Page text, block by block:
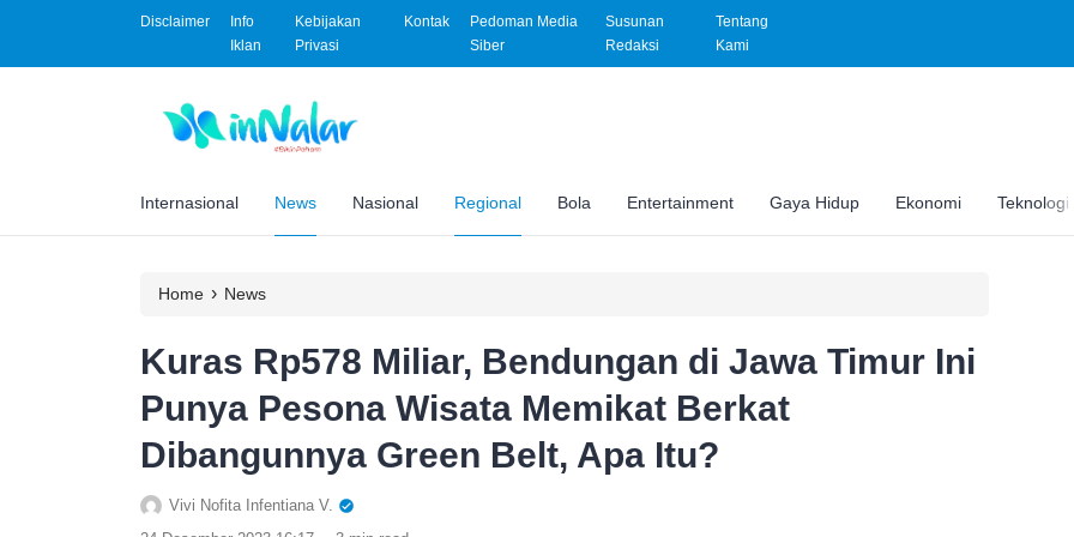
Disclaimer
Info
Iklan
Kebijakan
Privasi
Kontak
Pedoman Media
Siber
Susunan
Redaksi
Tentang
Kami
Internasional News Nasional Regional Bola Entertainment Gaya Hidup Ekonomi Teknologi
Home › News
Kuras Rp578 Miliar, Bendungan di Jawa Timur Ini
Punya Pesona Wisata Memikat Berkat
Dibangunnya Green Belt, Apa Itu?
Vivi Nofita Infentiana V.